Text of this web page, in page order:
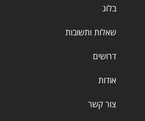
בלוג
שאלות ותשובות
דרושים
אודות
צור קשר